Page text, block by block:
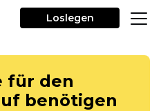
Loslegen
für den
benötigen